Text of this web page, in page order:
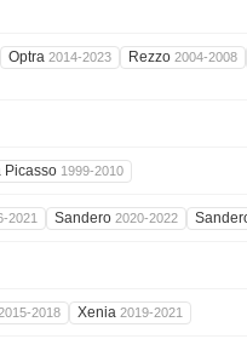
Optra 2014-2023 Rezzo 2004-2008
Picasso 1999-2010
2021 Sandero 2020-2022
2018 Xenia 2019-2021